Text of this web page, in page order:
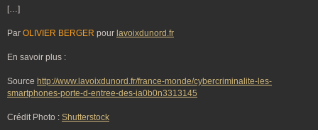
[…]
Par OLIVIER BERGER pour lavoixdunord.fr
En savoir plus :
Source http://www.lavoixdunord.fr/france-monde/cybercriminalite-les-
smartphones-porte-d-entree-des-ia0b0n3313145
Crédit Photo : Shutterstock